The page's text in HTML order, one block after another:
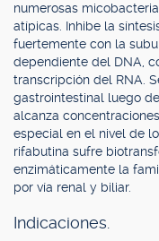
numerosas
atípicas. Inhibe la
fuertemente con la
dependiente del DNA,
transcripción del RNA.
gastrointestinal luego
alcanza
especial en el nivel de
rifabutina sufre
enzimáticamente la
por vía renal y biliar.
Indicaciones.